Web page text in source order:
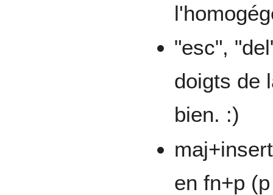
"esc",
doigts de
bien. :)
en fn+p